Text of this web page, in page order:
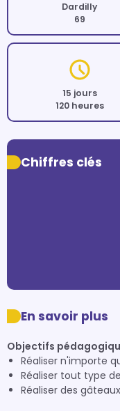
Dardilly
69
15 jours
120 heures
Chiffres clés
En savoir plus
Objectifs
Réaliser n'importe
Réaliser tout type
Réaliser des